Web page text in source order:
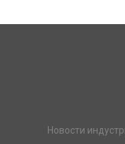
Новости